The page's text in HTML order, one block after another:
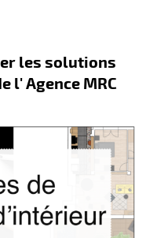
les solutions
l' Agence MRC